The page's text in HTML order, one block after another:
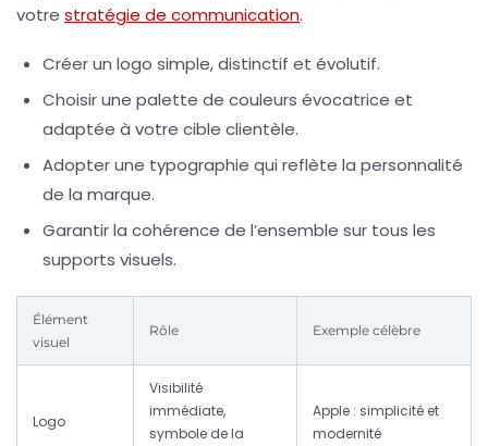
votre stratégie de communication.
Créer un logo simple, distinctif et évolutif.
Choisir une palette de couleurs évocatrice et
adaptée à votre cible clientèle.
Adopter une typographie qui reflète la personnalité
de la marque.
Garantir la cohérence de l’ensemble sur tous les
supports visuels.
Élément
visuel
Rôle Exemple célèbre
Logo
Visibilité
immédiate,
symbole de la
Apple : simplicité et
modernité